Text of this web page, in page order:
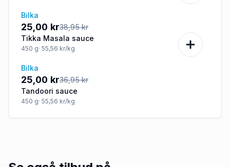
-36%
Bilka
25,00 kr38,95 kr
Tikka Masala sauce
450 g· 55,56 kr/kg
-32%
Bilka
25,00 kr36,95 kr
Tandoori sauce
450 g· 55,56 kr/kg